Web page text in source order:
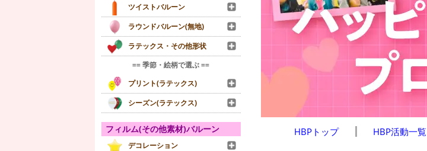
ツイストバルーン
ラウンドバルーン(無地)
ラテックス・その他形状
== 季節・絵柄で選ぶ ==
プリント(ラテックス)
シーズン(ラテックス)
フィルム(その他素材)バルーン
デコレーション
HBPトップ HBP活動一覧